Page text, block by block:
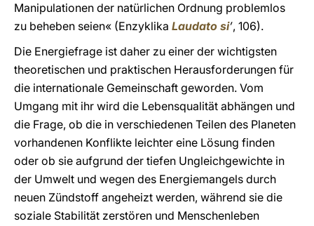
Manipulationen der natürlichen Ordnung problemlos
zu beheben seien« (Enzyklika Laudato si’, 106).
Die Energiefrage ist daher zu einer der wichtigsten
theoretischen und praktischen Herausforderungen für
die internationale Gemeinschaft geworden. Vom
Umgang mit ihr wird die Lebensqualität abhängen und
die Frage, ob die in verschiedenen Teilen des Planeten
vorhandenen Konflikte leichter eine Lösung finden
oder ob sie aufgrund der tiefen Ungleichgewichte in
der Umwelt und wegen des Energiemangels durch
neuen Zündstoff angeheizt werden, während sie die
soziale Stabilität zerstören und Menschenleben